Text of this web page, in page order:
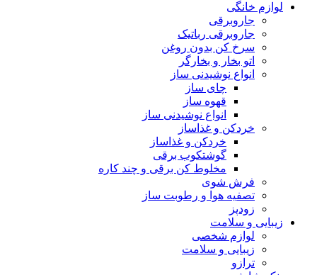
لوازم خانگی
جاروبرقی
جاروبرقی رباتیک
سرخ کن بدون روغن
اتو بخار و بخارگر
انواع نوشیدنی ساز
چای ساز
قهوه ساز
انواع نوشیدنی ساز
خردکن و غذاساز
خردکن و غذاساز
گوشتکوب برقی
مخلوط کن برقی و چند کاره
فرش شوی
تصفیه هوا و رطوبت ساز
زودپز
زیبایی و سلامت
لوازم شخصی
زیبایی و سلامت
ترازو